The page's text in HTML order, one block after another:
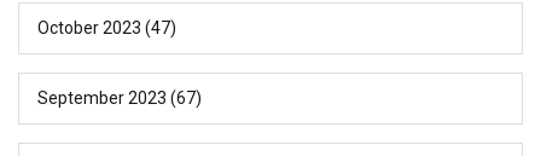
October 2023 (47)
September 2023 (67)